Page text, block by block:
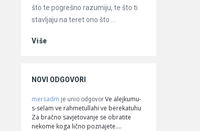
što te pogrešno razumiju, te što ti
stavljaju na teret ono što ...
Više
NOVI ODGOVORI
mersadm je unio odgovor Ve alejkumu-
s-selam ve rahmetullahi ve berekatuhu
Za bračno savjetovanje se obratite
nekome koga lično poznajete.…